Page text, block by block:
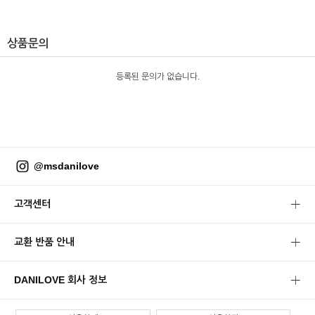
상품문의
등록된 문의가 없습니다.
@msdanilove
고객센터
교환 반품 안내
DANILOVE 회사 정보